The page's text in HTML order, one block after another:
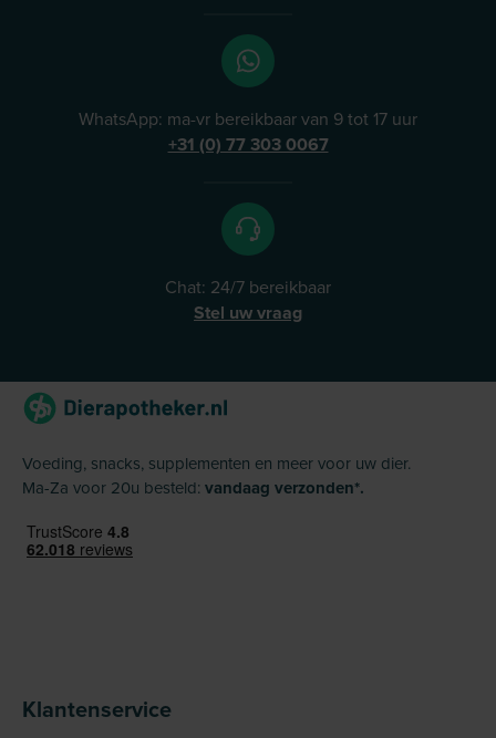
WhatsApp: ma-vr bereikbaar van 9 tot 17 uur
+31 (0) 77 303 0067
Chat: 24/7 bereikbaar
Stel uw vraag
Voeding, snacks, supplementen en meer voor uw dier.
Ma-Za voor 20u besteld: vandaag verzonden*.
Klantenservice